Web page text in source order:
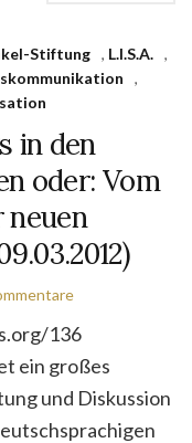
Stiftung , L.I.S.A.
,
,
in den
oder: Vom
neuen
136
ein großes
und Diskussion